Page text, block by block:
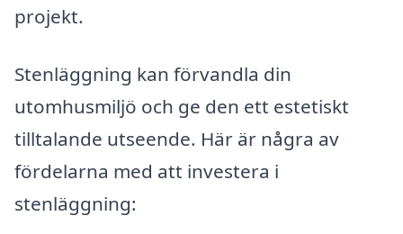
projekt.
Stenläggning kan förvandla din
utomhusmiljö och ge den ett estetiskt
tilltalande utseende. Här är några av
fördelarna med att investera i
stenläggning: